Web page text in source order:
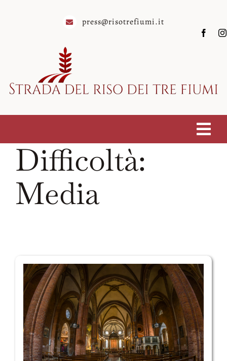
press@risotrefiumi.it
Homepage
Soci
Contatti
News
Difficoltà:
Media